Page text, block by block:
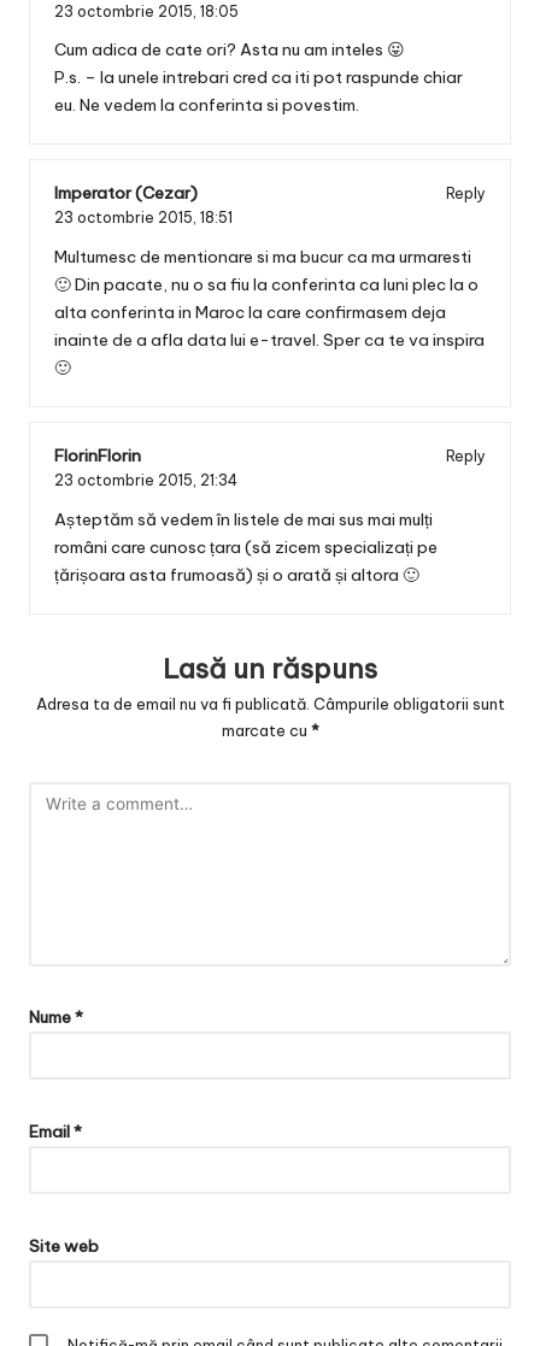
23 octombrie 2015, 18:05
Cum adica de cate ori? Asta nu am inteles 😛
P.s. – la unele intrebari cred ca iti pot raspunde chiar
eu. Ne vedem la conferinta si povestim.
Imperator (Cezar)
Reply
23 octombrie 2015, 18:51
Multumesc de mentionare si ma bucur ca ma urmaresti
🙂 Din pacate, nu o sa fiu la conferinta ca luni plec la o
alta conferinta in Maroc la care confirmasem deja
inainte de a afla data lui e-travel. Sper ca te va inspira
🙂
FlorinFlorin
Reply
23 octombrie 2015, 21:34
Așteptăm să vedem în listele de mai sus mai mulți
români care cunosc țara (să zicem specializați pe
țărișoara asta frumoasă) și o arată și altora 🙂
Lasă un răspuns
Adresa ta de email nu va fi publicată. Câmpurile obligatorii sunt
marcate cu *
Nume*
Email*
Site web